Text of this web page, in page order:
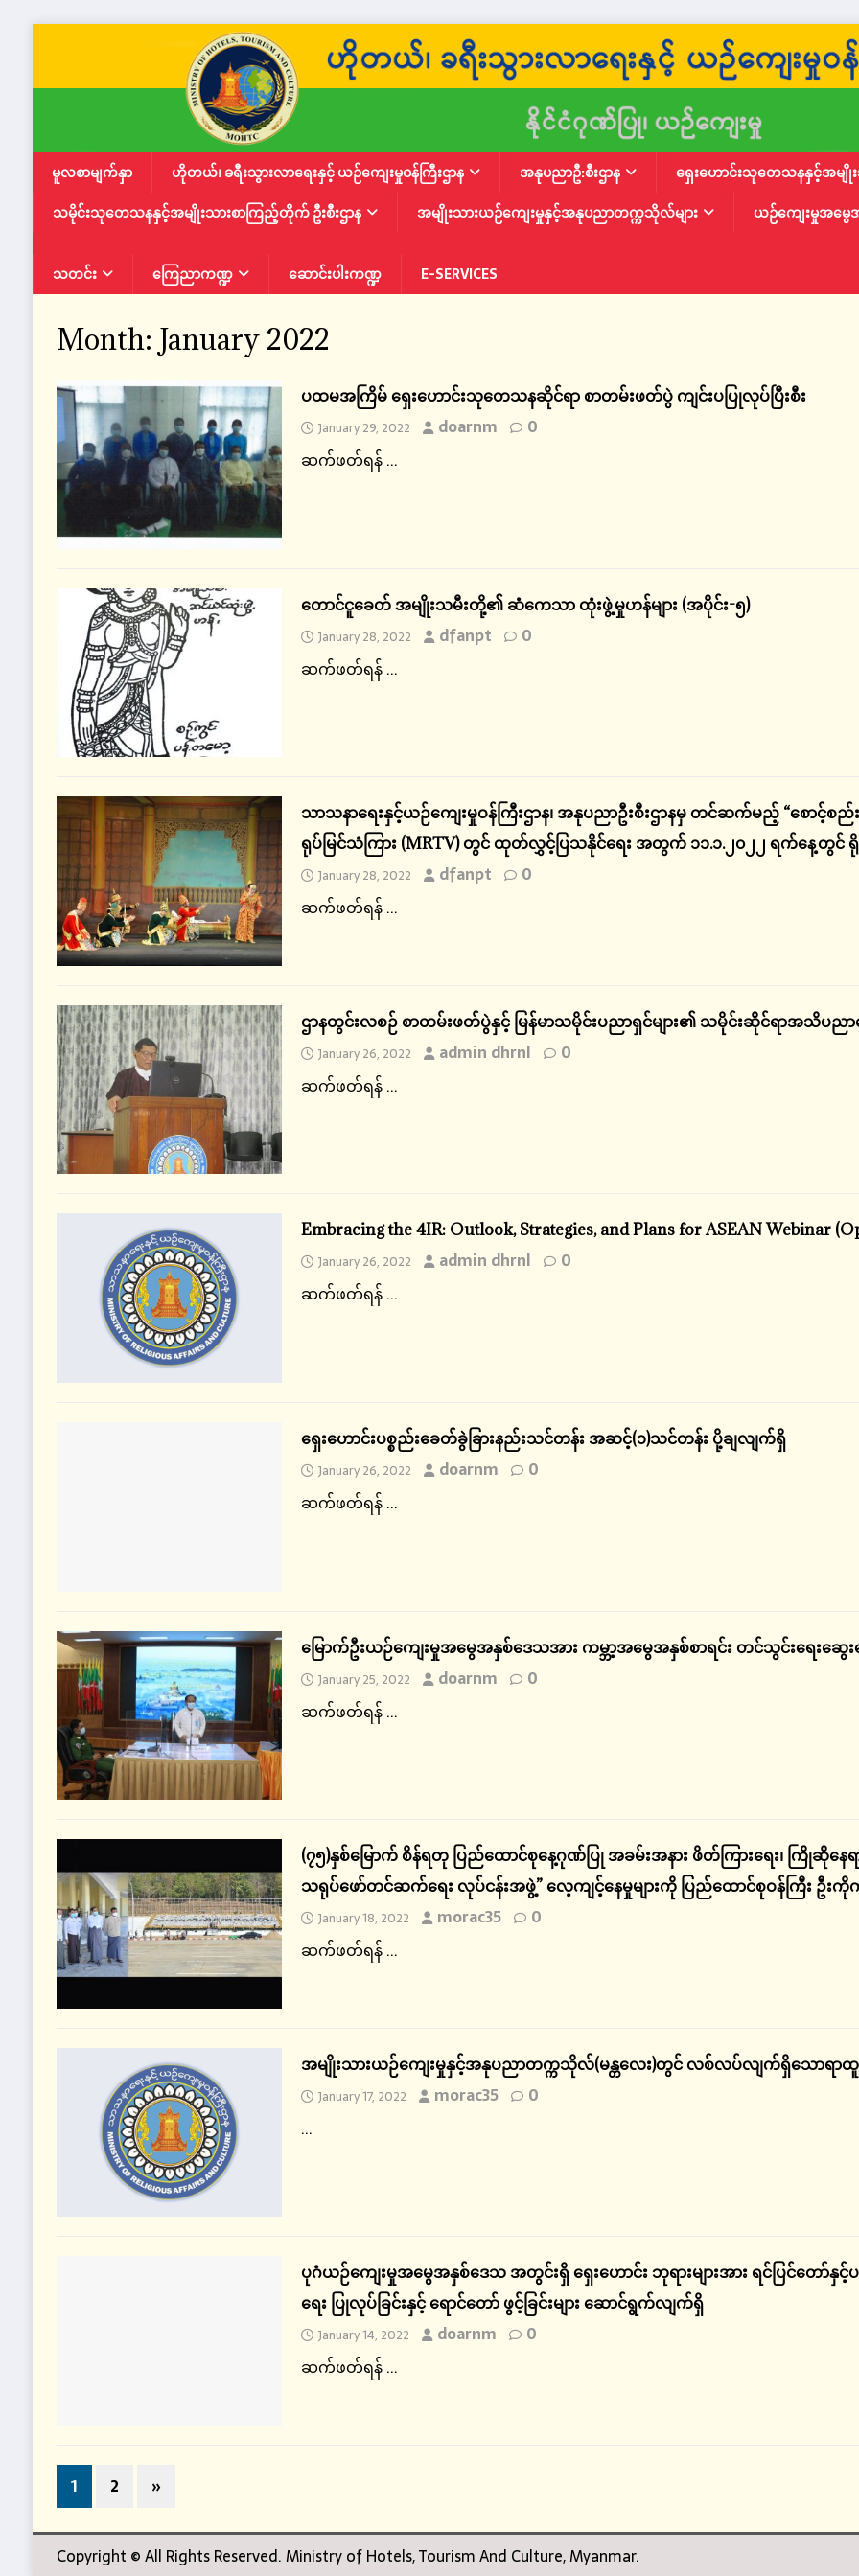
မူလစာမျက်နှာ ဟိုတယ်၊ ခရီးသွားလာရေးနှင့် ယဉ်ကျေးမှုဝန်ကြီးဌာန အနုပညာဦ:စီးဌာန
ရှေးဟောင်းသုတေသနနှင့်အမျိုး
သမိုင်းသုတေသနနှင့်အမျိုးသားစာကြည့်တိုက် ဦးစီးဌာန
အမျိုးသားယဉ်ကျေးမှုနှင့်အနုပညာတက္ကသိုလ်များ ယဉ်ကျေးမှုအမွေ
သတင်း ကြေညာကဏ္ဍ ဆောင်းပါးကဏ္ဍ E-SERVICES
Month: January 2022
ပထမအကြိမ် ရှေးဟောင်းသုတေသနဆိုင်ရာ စာတမ်းဖတ်ပွဲ ကျင်းပပြုလုပ်ပြီးစီး
January 29, 2022 doarnm
0
ဆက်ဖတ်ရန် ...
တောင်ငူခေတ် အမျိုးသမီးတို့၏ ဆံကေသာ ထုံးဖွဲ့မှုဟန်များ (အပိုင်း-၅)
January 28, 2022 dfanpt
0
ဆက်ဖတ်ရန် ...
သာသနာရေးနှင့်ယဉ်ကျေးမှုဝန်ကြီးဌာန၊ အနုပညာဦးစီးဌာနမှ တင်ဆက်မည့် “စောင့်
ရုပ်မြင်သံကြား (MRTV) တွင် ထုတ်လွှင့်ပြသနိုင်ရေး အတွက် ၁၁.၁.၂၀၂၂ ရက်နေ့တွင်
January 28, 2022 dfanpt
0
ဆက်ဖတ်ရန် ...
ဌာနတွင်းလစဉ် စာတမ်းဖတ်ပွဲနှင့် မြန်မာသမိုင်းပညာရှင်များ၏ သမိုင်းဆိုင်ရာအသိပညာ
January 26, 2022 admin dhrnl
0
ဆက်ဖတ်ရန် ...
Embracing the 4IR: Outlook, Strategies, and Plans for ASEAN Webinar
January 26, 2022 admin dhrnl
0
ဆက်ဖတ်ရန် ...
ရှေးဟောင်းပစ္စည်းခေတ်ခွဲခြားနည်းသင်တန်း အဆင့်(၁)သင်တန်း ပို့ချလျက်ရှိ
January 26, 2022 doarnm
0
ဆက်ဖတ်ရန် ...
မြောက်ဦးယဉ်ကျေးမှုအမွေအနှစ်ဒေသအား ကမ္ဘာ့အမွေအနှစ်စာရင်း တင်သွင်းရေးဆွေး
January 25, 2022 doarnm
0
ဆက်ဖတ်ရန် ...
(၇၅)နှစ်မြောက် စိန်ရတု ပြည်ထောင်စုနေ့ဂုဏ်ပြု အခမ်းအနား ဖိတ်ကြားရေး၊ ကြိုဆိုနေရ
သရုပ်ဖော်တင်ဆက်ရေး လုပ်ငန်းအဖွဲ့” လေ့ကျင့်နေမှုများကို ပြည်ထောင်စုဝန်ကြီး ဦး
January 18, 2022 morac35
0
ဆက်ဖတ်ရန် ...
အမျိုးသားယဉ်ကျေးမှုနှင့်အနုပညာတက္ကသိုလ်(မန္တလေး)တွင် လစ်လပ်လျက်ရှိသောရာထူးနေ
January 17, 2022 morac35
0
...
ပုဂံယဉ်ကျေးမှုအမွေအနှစ်ဒေသ အတွင်းရှိ ရှေးဟောင်း ဘုရားများအား ရင်ပြင်တော်နှင့်
ရေး ပြုလုပ်ခြင်းနှင့် ရောင်တော် ဖွင့်ခြင်းများ ဆောင်ရွက်လျက်ရှိ
January 14, 2022 doarnm
0
ဆက်ဖတ်ရန် ...
1 2 »
Copyright © All Rights Reserved. Ministry of Hotels, Tourism And Culture, Myanmar.